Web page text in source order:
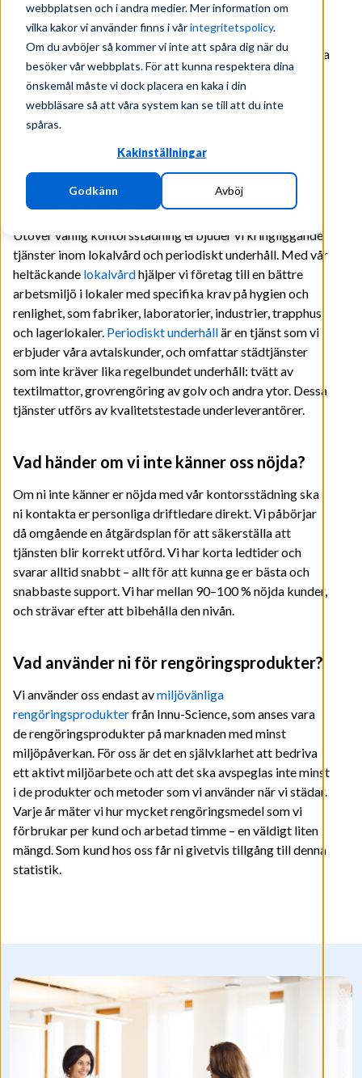
webbplatsen och i andra medier. Mer information om
vilka kakor vi använder finns i vårintegritetspolicy.
Om du avböjer så kommer vi inte att spåra dig när du
besöker vår webbplats. För att kunna respektera dina
önskemål måste vi dock placera en kaka i din
webbläsare så att våra system kan se till att du inte
spåras.
Kakinställningar
Godkänn Avböj
Hur ofta ett kontor behöver städas beror på hur många
som arbetar där. Kontorsstäd bör utföras så ofta att
kontoret alltid upplevs rent och välstädat. För att nå detta
mål krävs rätt insatser vid rätt tid och att städningen
utförs av välutbildad personal med ett öga för detaljer.
Beroende på lokalstorlek, omfattning och önskemål, kan
det behövas kontorsstäd varje dag, flera gånger i veckan
eller någon enstaka gång per vecka.
Städar ni mer än bara kontor?
Utöver vanlig kontorsstädning erbjuder vi kringliggande
tjänster inom lokalvård och periodiskt underhåll. Med vår
heltäckande lokalvårdhjälper vi företag till en bättre
arbetsmiljö i lokaler med specifika krav på hygien och
renlighet, som fabriker, laboratorier, industrier, trapphus
och lagerlokaler. Periodiskt underhållär en tjänst som vi
erbjuder våra avtalskunder, och omfattar städtjänster
som inte kräver lika regelbundet underhåll: tvätt av
textilmattor, grovrengöring av golv och andra ytor. Dessa
tjänster utförs av kvalitetstestade underleverantörer.
Vad händer om vi inte känner oss nöjda?
Om ni inte känner er nöjda med vår kontorsstädning ska
ni kontakta er personliga driftledare direkt. Vi påbörjar
då omgående en åtgärdsplan för att säkerställa att
tjänsten blir korrekt utförd. Vi har korta ledtider och
svarar alltid snabbt – allt för att kunna ge er bästa och
snabbaste support. Vi har mellan 90–100 % nöjda kunder,
och strävar efter att bibehålla den nivån.
Vad använder ni för rengöringsprodukter?
Vi använder oss endast avmiljövänliga
rengöringsprodukterfrån Innu-Science, som anses vara
de rengöringsprodukter på marknaden med minst
miljöpåverkan. För oss är det en självklarhet att bedriva
ett aktivt miljöarbete och att det ska avspeglas inte minst
i de produkter och metoder som vi använder när vi städar.
Varje år mäter vi hur mycket rengöringsmedel som vi
förbrukar per kund och arbetad timme – en väldigt liten
mängd. Som kund hos oss får ni givetvis tillgång till denna
statistik.